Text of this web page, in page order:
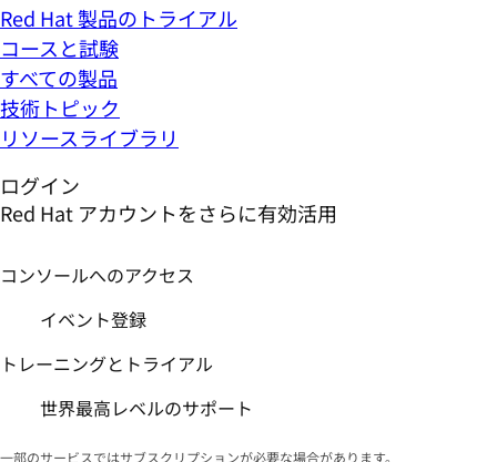
Red Hat 製品のトライアル
コースと試験
すべての製品
技術トピック
リソースライブラリ
ログイン
Red Hat アカウントをさらに有効活用
コンソールへのアクセス
イベント登録
トレーニングとトライアル
世界最高レベルのサポート
一部のサービスではサブスクリプションが必要な場合があります。